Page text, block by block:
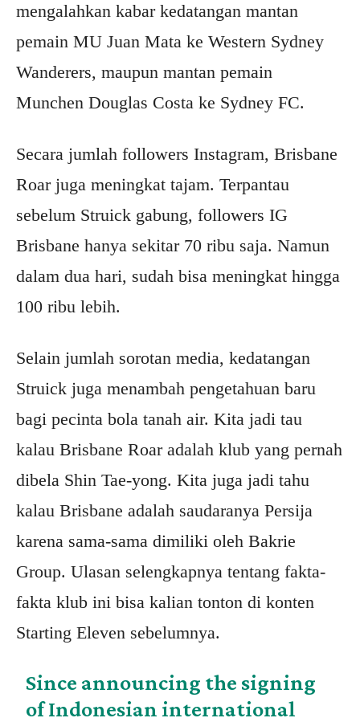
mengalahkan kabar kedatangan mantan
pemain MU Juan Mata ke Western Sydney
Wanderers, maupun mantan pemain
Munchen Douglas Costa ke Sydney FC.
Secara jumlah followers Instagram, Brisbane
Roar juga meningkat tajam. Terpantau
sebelum Struick gabung, followers IG
Brisbane hanya sekitar 70 ribu saja. Namun
dalam dua hari, sudah bisa meningkat hingga
100 ribu lebih.
Selain jumlah sorotan media, kedatangan
Struick juga menambah pengetahuan baru
bagi pecinta bola tanah air. Kita jadi tau
kalau Brisbane Roar adalah klub yang pernah
dibela Shin Tae-yong. Kita juga jadi tahu
kalau Brisbane adalah saudaranya Persija
karena sama-sama dimiliki oleh Bakrie
Group. Ulasan selengkapnya tentang fakta-
fakta klub ini bisa kalian tonton di konten
Starting Eleven sebelumnya.
Since announcing the signing
of Indonesian international